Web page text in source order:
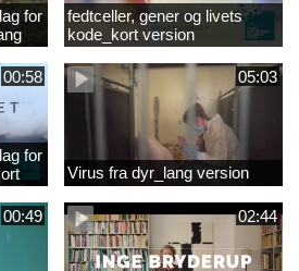
for
fedtceller, gener og livets
kode_kort version
00:58
for
05:03
Virus fra dyr_lang version
00:49 02:44